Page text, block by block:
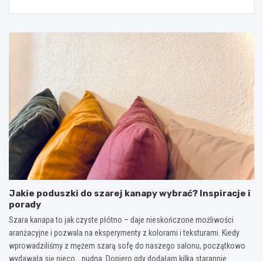
Jakie poduszki do szarej kanapy wybrać? Inspiracje i
porady
Szara kanapa to jak czyste płótno – daje nieskończone możliwości
aranżacyjne i pozwala na eksperymenty z kolorami i teksturami. Kiedy
wprowadziliśmy z mężem szarą sofę do naszego salonu, początkowo
wydawała się nieco… nudna. Dopiero gdy dodałam kilka starannie